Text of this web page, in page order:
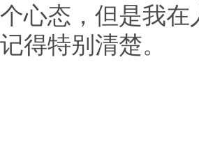
个心态，但是我
记得特别清楚。